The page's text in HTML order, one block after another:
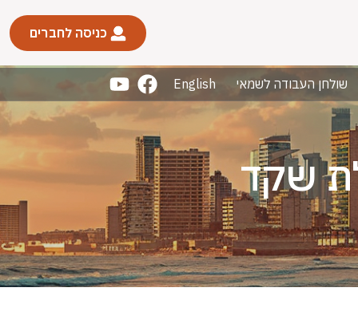
כניסה לחברים
שולחן העבודה לשמאי English